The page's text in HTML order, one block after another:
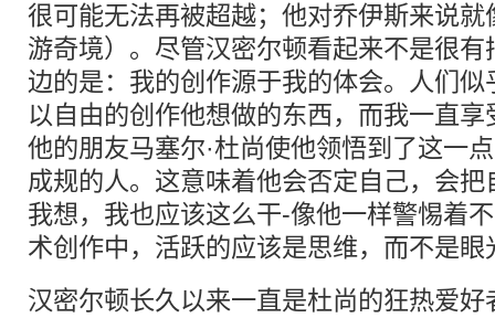
很可能无法再被超越；他对乔伊斯来说
游奇境）。尽管汉密尔顿看起来不是很有
边的是：我的创作源于我的体会。人们
以自由的创作他想做的东西，而我一直享
他的朋友马塞尔·杜尚使他领悟到了这一
成规的人。这意味着他会否定自己，会
我想，我也应该这么干-像他一样警惕着
术创作中，活跃的应该是思维，而不是眼
汉密尔顿长久以来一直是杜尚的狂热爱